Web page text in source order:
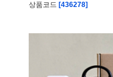
상품코드 [436278]